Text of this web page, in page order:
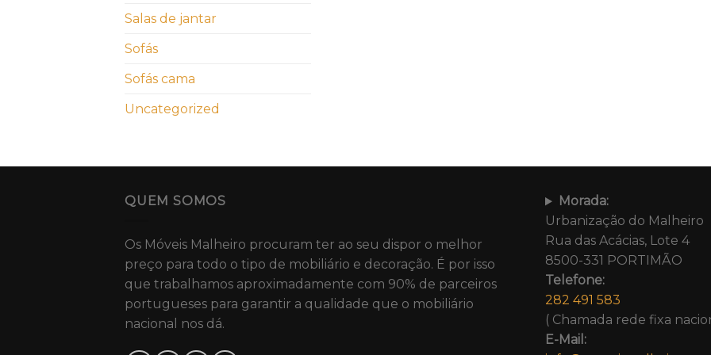
Salas de jantar
Sofás
Sofás cama
Uncategorized
QUEM SOMOS
Os Móveis Malheiro procuram ter ao seu dispor o melhor
preço para todo o tipo de mobiliário e decoração. É por isso
que trabalhamos aproximadamente com 90% de parceiros
portugueses para garantir a qualidade que o mobiliário
nacional nos dá.
Morada:
Urbanização do Malheiro
Rua das Acácias, Lote 4
8500-331 PORTIMÃO
Telefone:
282 491 583
( Chamada rede fixa
E-Mail: